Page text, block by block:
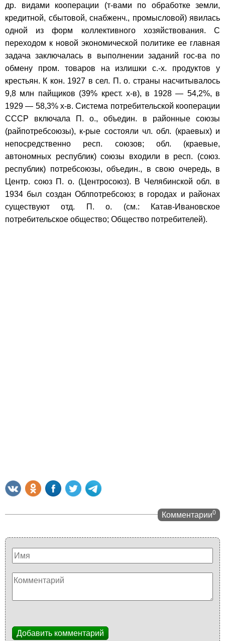
др. видами кооперации (т-вами по обработке земли,
кредитной, сбытовой, снабженч., промысловой) явилась
одной из форм коллективного хозяйствования. С
переходом к новой экономической политике ее главная
задача заключалась в выполнении заданий гос-ва по
обмену пром. товаров на излишки с.-х. продуктов у
крестьян. К кон. 1927 в сел. П. о. страны насчитывалось
9,8 млн пайщиков (39% крест. х-в), в 1928 — 54,2%, в
1929 — 58,3% х-в. Система потребительской кооперации
СССР включала П. о., объедин. в районные союзы
(райпотребсоюзы), к-рые состояли чл. обл. (краевых) и
непосредственно респ. союзов; обл. (краевые,
автономных республик) союзы входили в респ. (союз.
республик) потребсоюзы, объедин., в свою очередь, в
Центр. союз П. о. (Центросоюз). В Челябинской обл. в
1934 был создан Облпотребсоюз; в городах и районах
существуют отд. П. о. (см.: Катав-Ивановское
потребительское общество; Общество потребителей).
Комментарии0
Добавить комментарий